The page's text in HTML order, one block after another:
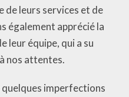
de leurs services et de
également apprécié la
leur équipe, qui a su
nos attentes.
imperfections